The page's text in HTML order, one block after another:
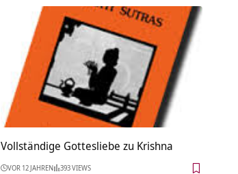
Vollständige Gottesliebe zu Krishna
VOR 12 JAHREN 393 VIEWS